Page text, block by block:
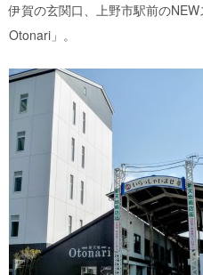
伊賀の玄関口、上野市駅前の
Otonari」。